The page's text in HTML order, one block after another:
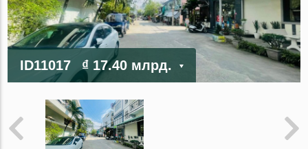
ID11017 ₫ 17.40 млрд.